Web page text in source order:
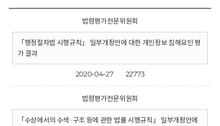
법령평가전문위원회
「행정절차법 시행규칙」 일부개정안에 대한 개인정보 침해요인 평
가 결과
2020-04-27 22773
법령평가전문위원회
「수상에서의 수색·구조 등에 관한 법률 시행규칙」 일부개정안에